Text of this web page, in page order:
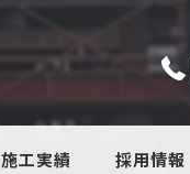
施工実績 採用情報